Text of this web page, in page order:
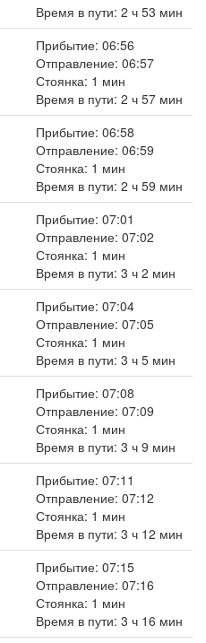
Время в пути: 2 ч 53 мин
Прибытие: 06:56
Отправление: 06:57
Стоянка: 1 мин
Время в пути: 2 ч 57 мин
Прибытие: 06:58
Отправление: 06:59
Стоянка: 1 мин
Время в пути: 2 ч 59 мин
Прибытие: 07:01
Отправление: 07:02
Стоянка: 1 мин
Время в пути: 3 ч 2 мин
Прибытие: 07:04
Отправление: 07:05
Стоянка: 1 мин
Время в пути: 3 ч 5 мин
Прибытие: 07:08
Отправление: 07:09
Стоянка: 1 мин
Время в пути: 3 ч 9 мин
Прибытие: 07:11
Отправление: 07:12
Стоянка: 1 мин
Время в пути: 3 ч 12 мин
Прибытие: 07:15
Отправление: 07:16
Стоянка: 1 мин
Время в пути: 3 ч 16 мин